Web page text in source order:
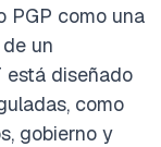
PGP como una
un
está diseñado
como
gobierno y